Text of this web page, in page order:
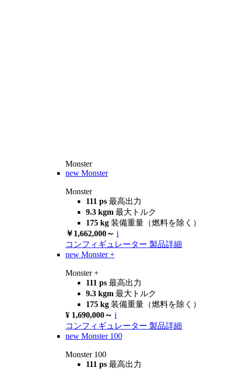
Monster
new Monster
Monster
111 ps 最高出力
9.3 kgm 最大トルク
175 kg 装備重量（燃料を除く）
￥1,662,000～ i
コンフィギュレーター 製品詳細
new Monster +
Monster +
111 ps 最高出力
9.3 kgm 最大トルク
175 kg 装備重量（燃料を除く）
¥ 1,690,000～ i
コンフィギュレーター 製品詳細
new Monster 100
Monster 100
111 ps 最高出力